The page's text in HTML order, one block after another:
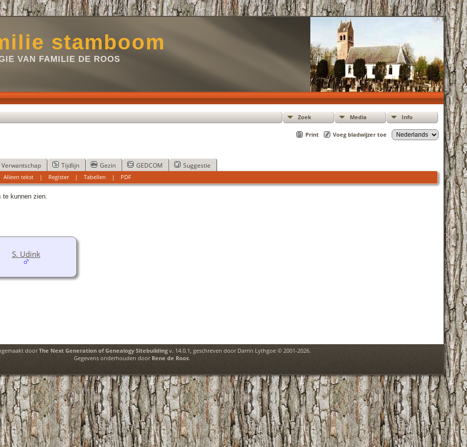
stamboom
VAN FAMILIE DE ROOS
Zoek Media Info
Print Voeg bladwijzer toe
Verwantschap Tijdlijn Gezin GEDCOM Suggestie
Alleen tekst | Register|Tabellen | PDF
te kunnen zien.
S. Udink
doorThe Next Generation of Genealogy Sitebuildingv. 14.0.1, geschreven door Darrin Lythgoe © 2001-2026.
Gegevens onderhouden door Rene de Roos.